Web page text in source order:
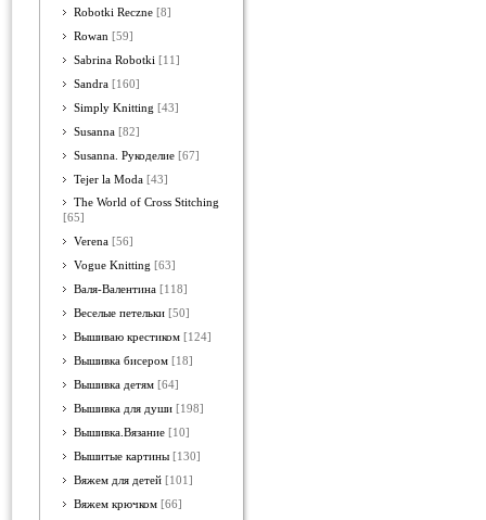
Robotki Reczne [8]
Rowan [59]
Sabrina Robotki [11]
Sandra [160]
Simply Knitting [43]
Susanna [82]
Susanna. Рукоделие [67]
Tejer la Moda [43]
The World of Cross Stitching
[65]
Verena [56]
Vogue Knitting [63]
Валя-Валентина [118]
Веселые петельки [50]
Вышиваю крестиком [124]
Вышивка бисером [18]
Вышивка детям [64]
Вышивка для души [198]
Вышивка.Вязание [10]
Вышитые картины [130]
Вяжем для детей [101]
Вяжем крючком [66]